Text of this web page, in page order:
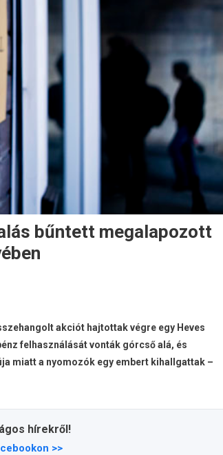
bűntett megalapozott
akciót hajtottak végre egy Heves
felhasználását vonták górcső alá, és
miatt a nyomozók egy embert kihallgattak –
hírekről!
>>